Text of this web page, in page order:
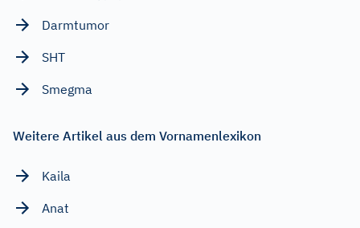
Darmtumor
SHT
Smegma
Weitere Artikel aus dem Vornamenlexikon
Kaila
Anat